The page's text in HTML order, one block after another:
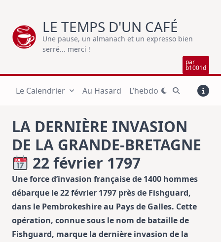
content
LE TEMPS D'UN CAFÉ
Une pause, un almanach et un expresso bien
serré... merci !
par
b1001d
Le Calendrier Au Hasard L’hebdo
LA DERNIÈRE INVASION
DE LA GRANDE-BRETAGNE
22 février 1797
Une force d’invasion française de 1400 hommes
débarque le 22 février 1797 près de Fishguard,
dans le Pembrokeshire au Pays de Galles. Cette
opération, connue sous le nom de bataille de
Fishguard, marque la dernière invasion de la